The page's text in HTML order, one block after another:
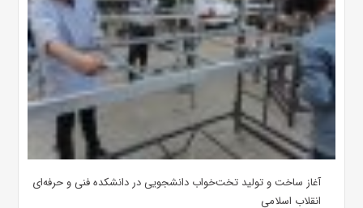
آغاز ساخت و تولید تخت‌خواب دانشجویی در دانشکده فنی و حرفه‌ای
انقلاب اسلامی